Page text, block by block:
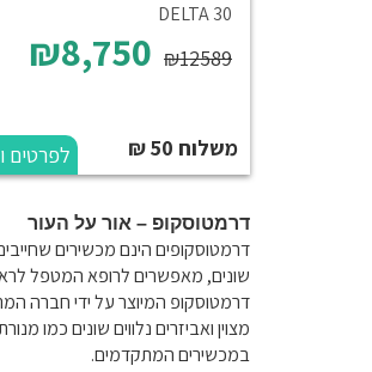
DELTA 30
₪8,750 ₪12589
משלוח 50 ₪ לפרטים
דרמטוסקופ – אור על העור
דרמטוסקופים הינם מכשירים
שונים, מאפשרים לרופא המטפל
דרמטוסקופ המיוצר על ידי חברה
מצוין ואביזרים נלווים שונים כמו
במכשירים המתקדמים.